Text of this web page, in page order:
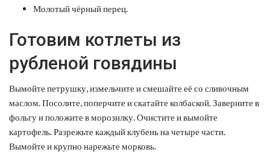
Молотый чёрный перец.
Готовим котлеты из
рубленой говядины
Вымойте петрушку, измельчите и смешайте её со сливочным
маслом. Посолите, поперчите и скатайте колбаской. Заверните в
фольгу и положите в морозилку. Очистите и вымойте
картофель. Разрежьте каждый клубень на четыре части.
Вымойте и крупно нарежьте морковь.